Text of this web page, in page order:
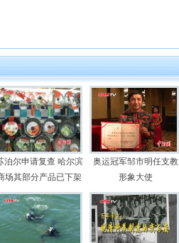
泊尔申请复查 哈尔滨
场其部分产品已下架
奥运冠军邹市明任支教
形象大使